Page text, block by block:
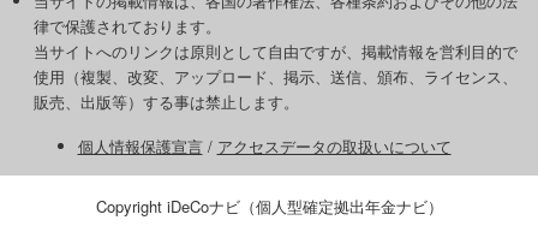
律で保護されております。
当サイトへのリンクは原則として自由ですが、掲載情報を営利目的で
使用（複製、改変、アップロード、掲示、送信、頒布、ライセンス、
販売、出版等）する事は禁止します。
個人情報保護宣言/ アクセスデータの取扱いについて
Copyright iDeCoナビ（個人型確定拠出年金ナビ）